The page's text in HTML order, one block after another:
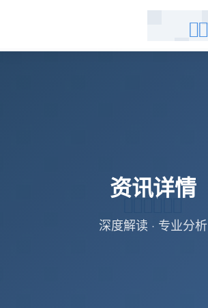
资讯详情
深度解读 · 专业分析